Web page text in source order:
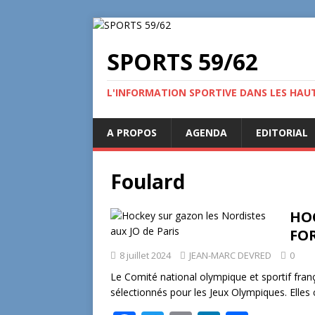
SPORTS 59/62
L'INFORMATION SPORTIVE DANS LES
A PROPOS AGENDA EDITORIAL
Foulard
8 juillet 2024 JEAN-MARC DEVRED 0
Le Comité national olympique et sportif
sélectionnés pour les Jeux Olympiques.